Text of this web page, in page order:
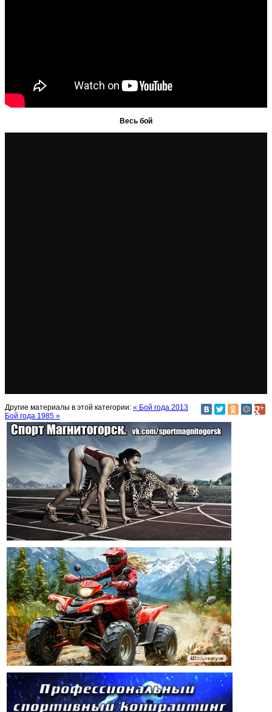
Весь бой
Другие материалы в этой категории: « Бой года 2013
Бой года 1985 »